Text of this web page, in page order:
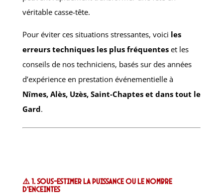
véritable casse-tête.
Pour éviter ces situations stressantes, voici les
erreurs techniques les plus fréquenteset les
conseils de nos techniciens, basés sur des années
d’expérience en prestation événementielle à
Nîmes, Alès, Uzès, Saint-Chaptes et dans tout le
Gard.
⚠️ 1. Sous-estimer la puissance ou le nombre
d’enceintes